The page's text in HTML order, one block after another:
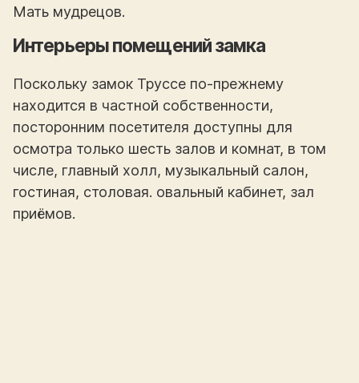
Мать мудрецов.
Интерьеры помещений замка
Поскольку замок Труссе по-прежнему
находится в частной собственности,
посторонним посетителя доступны для
осмотра только шесть залов и комнат, в том
числе, главный холл, музыкальный салон,
гостиная, столовая. овальный кабинет, зал
приёмов.